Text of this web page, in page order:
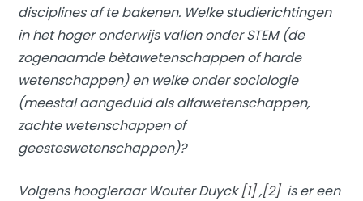
disciplines af te bakenen. Welke studierichtingen
in het hoger onderwijs vallen onder STEM (de
zogenaamde bètawetenschappen of harde
wetenschappen) en welke onder sociologie
(meestal aangeduid als alfawetenschappen,
zachte wetenschappen of
geesteswetenschappen)?
Volgens hoogleraar Wouter Duyck[1],[2]is er een